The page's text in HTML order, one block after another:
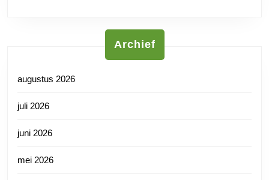
Archief
augustus 2026
juli 2026
juni 2026
mei 2026